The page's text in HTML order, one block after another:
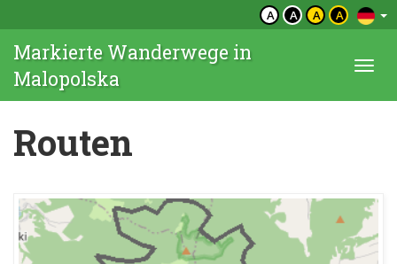
A A A A
Markierte Wanderwege in
Malopolska
Routen